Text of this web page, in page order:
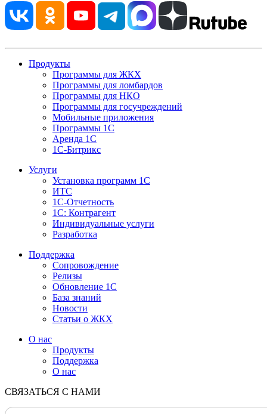
Продукты
Программы для ЖКХ
Программы для ломбардов
Программы для НКО
Программы для госучреждений
Мобильные приложения
Программы 1С
Аренда 1С
1С-Битрикс
Услуги
Установка программ 1С
ИТС
1С-Отчетность
1С: Контрагент
Индивидуальные услуги
Разработка
Поддержка
Сопровождение
Релизы
Обновление 1С
База знаний
Новости
Статьи о ЖКХ
О нас
Продукты
Поддержка
О нас
СВЯЗАТЬСЯ С НАМИ